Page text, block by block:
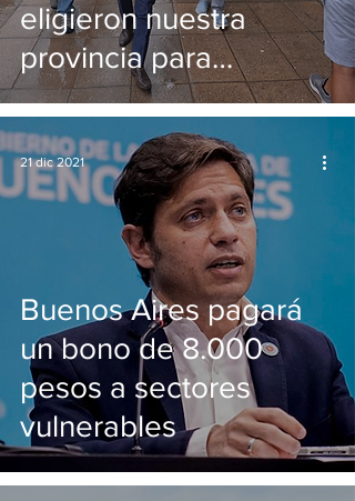
eligieron nuestra
provincia para
vacacionar"
Buenos Aires pagará
un bono de 8.000
pesos a sectores
vulnerables
21 dic 2021